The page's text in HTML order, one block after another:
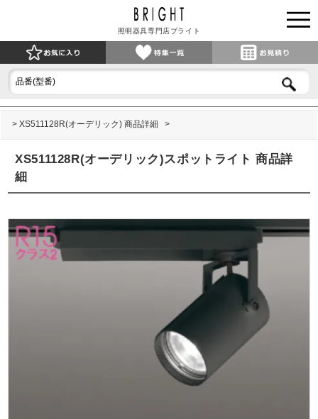
照明器具専門店ブライト
XS511128R(オーデリック) 商品詳細
XS511128R(オーデリック)スポットライト 商品詳
細